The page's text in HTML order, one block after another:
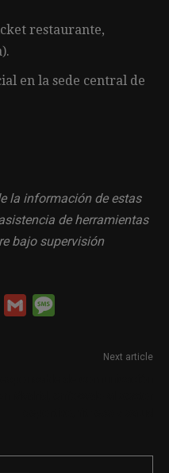
restaurante,
en la sede central de
la información de estas
de herramientas
bajo supervisión
Email Gmail
Next article